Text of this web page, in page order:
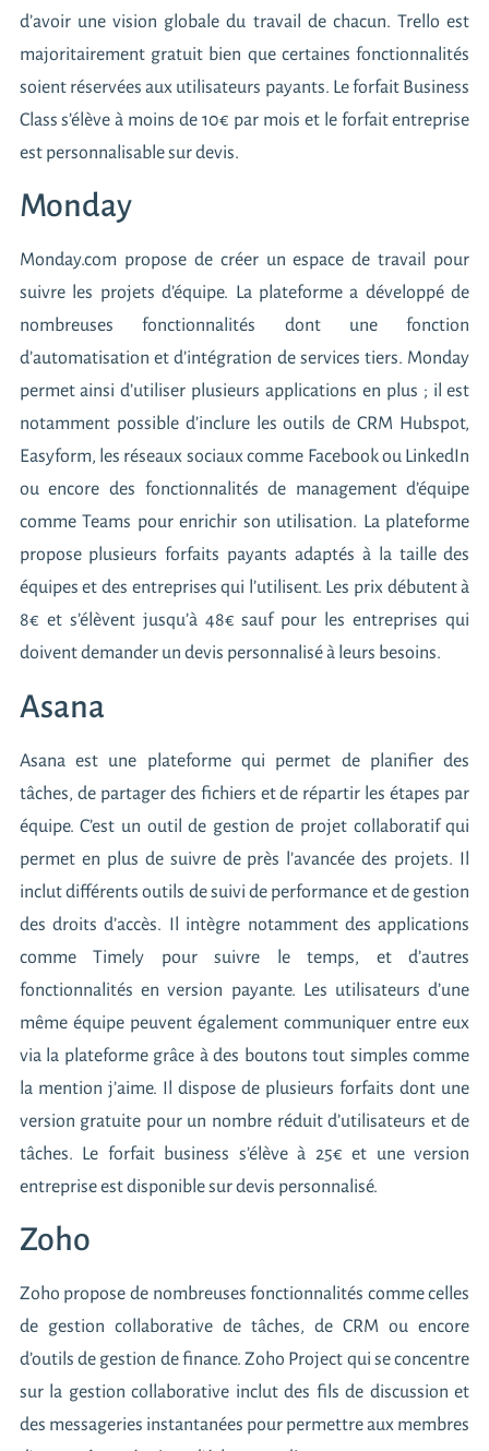
d’avoir une vision globale du travail de chacun. Trello est
majoritairement gratuit bien que certaines fonctionnalités
soient réservées aux utilisateurs payants. Le forfait Business
Class s’élève à moins de 10€ par mois et le forfait entreprise
est personnalisable sur devis.
Monday
Monday.com propose de créer un espace de travail pour
suivre les projets d’équipe. La plateforme a développé de
nombreuses fonctionnalités dont une fonction
d’automatisation et d’intégration de services tiers. Monday
permet ainsi d’utiliser plusieurs applications en plus ; il est
notamment possible d’inclure les outils de CRM Hubspot,
Easyform, les réseaux sociaux comme Facebook ou LinkedIn
ou encore des fonctionnalités de management d’équipe
comme Teams pour enrichir son utilisation. La plateforme
propose plusieurs forfaits payants adaptés à la taille des
équipes et des entreprises qui l’utilisent. Les prix débutent à
8€ et s’élèvent jusqu’à 48€ sauf pour les entreprises qui
doivent demander un devis personnalisé à leurs besoins.
Asana
Asana est une plateforme qui permet de planifier des
tâches, de partager des fichiers et de répartir les étapes par
équipe. C’est un outil de gestion de projet collaboratif qui
permet en plus de suivre de près l’avancée des projets. Il
inclut différents outils de suivi de performance et de gestion
des droits d’accès. Il intègre notamment des applications
comme Timely pour suivre le temps, et d’autres
fonctionnalités en version payante. Les utilisateurs d’une
même équipe peuvent également communiquer entre eux
via la plateforme grâce à des boutons tout simples comme
la mention j’aime. Il dispose de plusieurs forfaits dont une
version gratuite pour un nombre réduit d’utilisateurs et de
tâches. Le forfait business s’élève à 25€ et une version
entreprise est disponible sur devis personnalisé.
Zoho
Zoho propose de nombreuses fonctionnalités comme celles
de gestion collaborative de tâches, de CRM ou encore
d’outils de gestion de finance. Zoho Project qui se concentre
sur la gestion collaborative inclut des fils de discussion et
des messageries instantanées pour permettre aux membres